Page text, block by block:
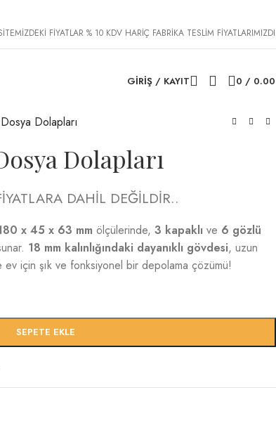
FİYATLAR % 10 KDV HARİÇ FABRİKA TESLİM
GIRIŞ / KAYIT 0 /
Dolapları
Dolapları
DAHİL DEĞİLDİR..
x 45 x 63 mm ölçülerinde, 3 kapaklı ve 6 gözlü
18 mm kalınlığındaki dayanıklı gövdesi, uzun
için şık ve fonksiyonel bir depolama çözümü!
SEPETE EKLE